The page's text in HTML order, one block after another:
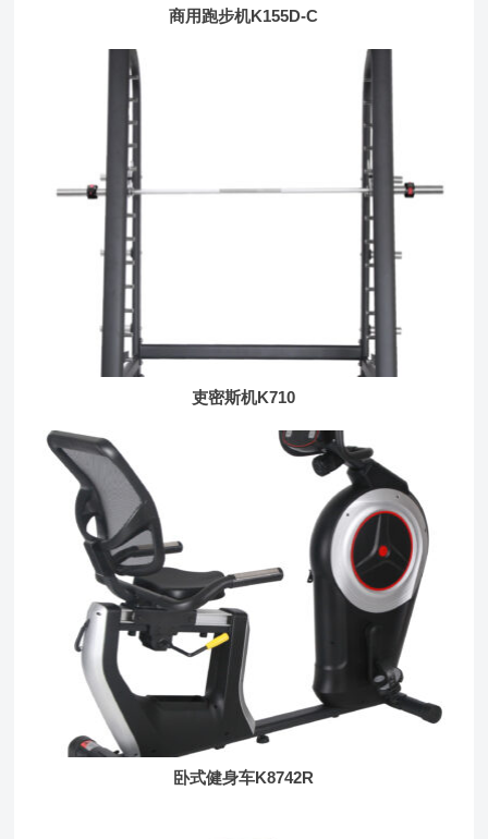
商用跑步机K155D-C
吏密斯机K710
卧式健身车K8742R